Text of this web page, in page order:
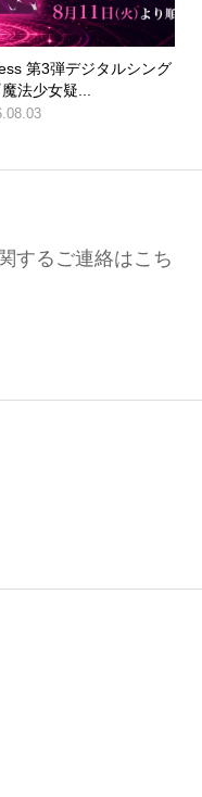
第3弾デジタルシング
法少女疑...
するご連絡はこち